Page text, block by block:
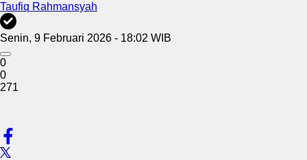
Taufiq Rahmansyah
Senin, 9 Februari 2026 - 18:02 WIB
0
0
271